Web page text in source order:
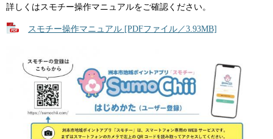
詳しくはスモチー操作マニュアルをご確認ください。
スモチー操作マニュアル [PDFファイル／3.93MB]